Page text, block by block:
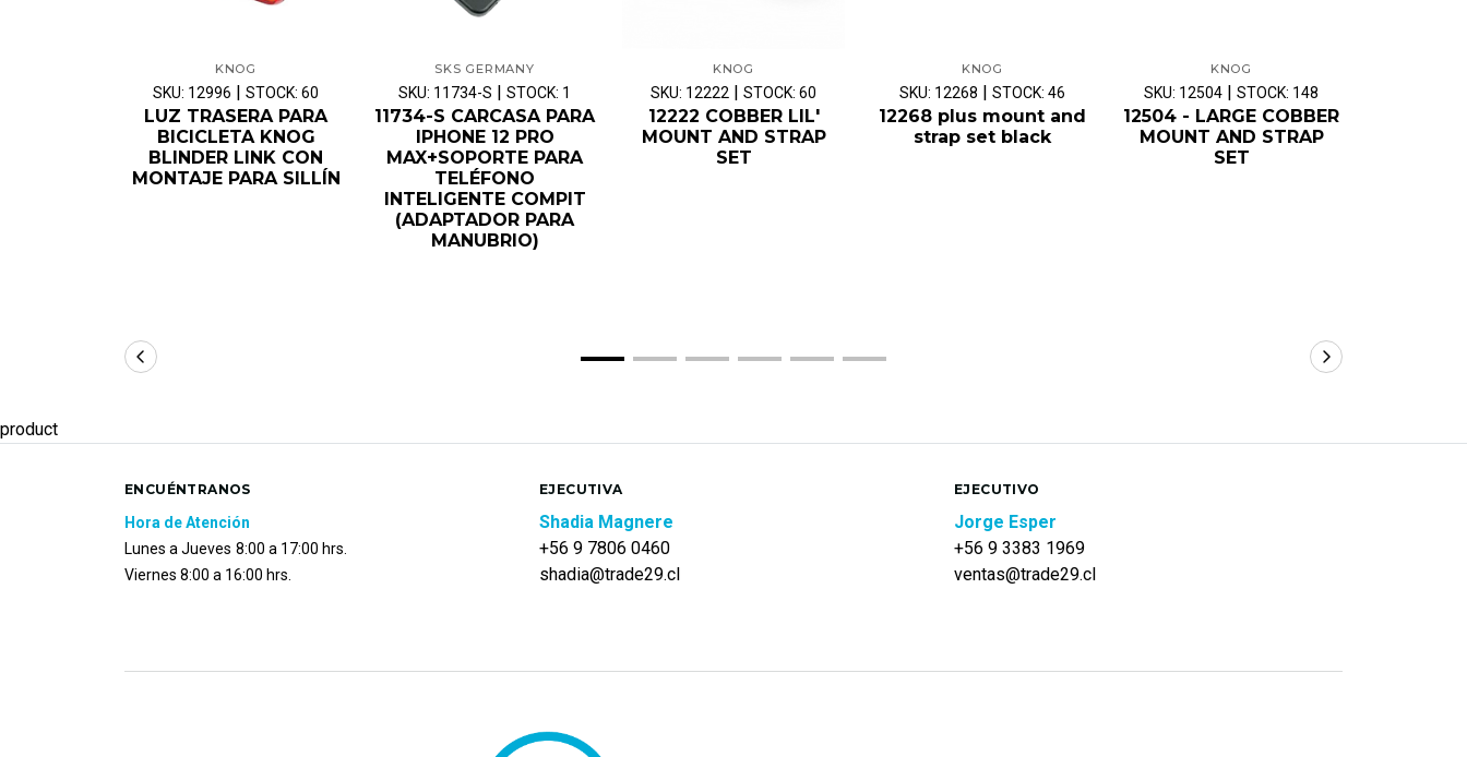
KNOG
SKU: 12996 | STOCK: 60
LUZ TRASERA PARA
BICICLETA KNOG
BLINDER LINK CON
MONTAJE PARA SILLÍN
SKS GERMANY
SKU: 11734-S | STOCK: 1
11734-S CARCASA PARA
IPHONE 12 PRO
MAX+SOPORTE PARA
TELÉFONO
INTELIGENTE COMPIT
(ADAPTADOR PARA
MANUBRIO)
KNOG
SKU: 12222 | STOCK: 60
12222 COBBER LIL'
MOUNT AND STRAP
SET
KNOG
SKU: 12268 | STOCK: 46
12268 plus mount and
strap set black
KNOG
SKU: 12504 | STOCK: 148
12504 - LARGE COBBER
MOUNT AND STRAP
SET
product
ENCUÉNTRANOS
Hora de Atención
Lunes a Jueves 8:00 a 17:00 hrs.
Viernes 8:00 a 16:00 hrs.
EJECUTIVA
Shadia Magnere
+56 9 7806 0460
shadia@trade29.cl
EJECUTIVO
Jorge Esper
+56 9 3383 1969
ventas@trade29.cl